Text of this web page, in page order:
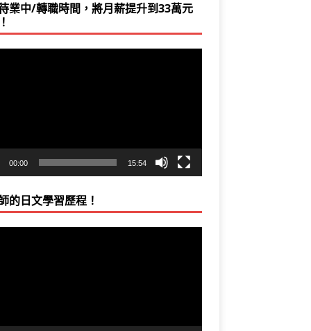
業中/轉職時間，將月薪提升到33萬元
00:00 15:54
的日文學習歷程！